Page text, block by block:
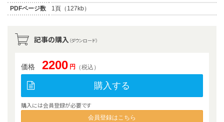
PDFページ数
1頁（127kb）
記事の購入 （ダウンロード）
価格 2200 円 （税込）
購入する
購入には会員登録が必要です
会員登録はこちら